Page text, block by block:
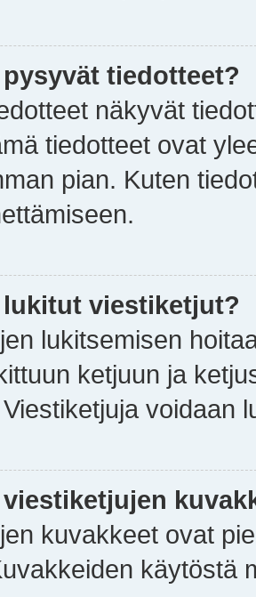
tiedotteet?
näkyvät
tiedotteet ovat
pian. Kuten
lukitut viestiketjut?
lukitsemisen
ketjuun ja
voidaan
kuvakkeet ovat
käytöstä